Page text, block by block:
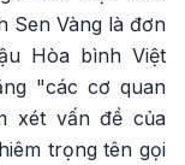
Sen Vàng là đơn
Hòa bình Việt
"các cơ quan
xét vấn đề của
trọng tên gọi